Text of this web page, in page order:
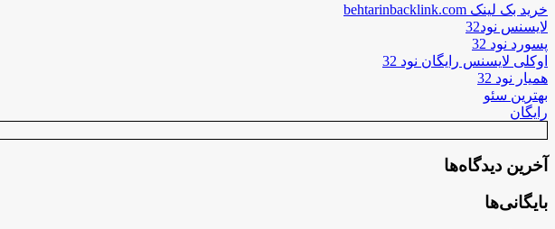
خرید بک لینک behtarinbacklink.com
لایسنس نود32
پسورد نود 32
اوکلی لایسنس رایگان نود 32
همیار نود 32
بهترین سئو
رایگان
آخرین دیدگاه‌ها
بایگانی‌ها